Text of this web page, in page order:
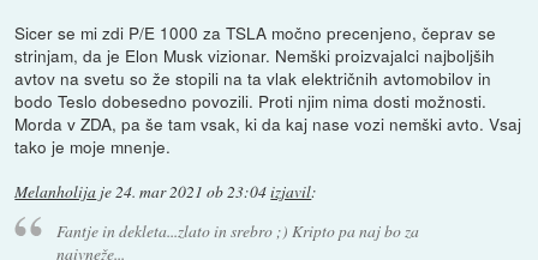
Sicer se mi zdi P/E 1000 za TSLA močno precenjeno, čeprav se
strinjam, da je Elon Musk vizionar. Nemški proizvajalci najboljših
avtov na svetu so že stopili na ta vlak električnih avtomobilov in
bodo Teslo dobesedno povozili. Proti njim nima dosti možnosti.
Morda v ZDA, pa še tam vsak, ki da kaj nase vozi nemški avto. Vsaj
tako je moje mnenje.
Melanholija je24. mar 2021 ob 23:04izjavil:
Fantje in dekleta...zlato in srebro ;) Kripto pa naj bo za
naivneže...